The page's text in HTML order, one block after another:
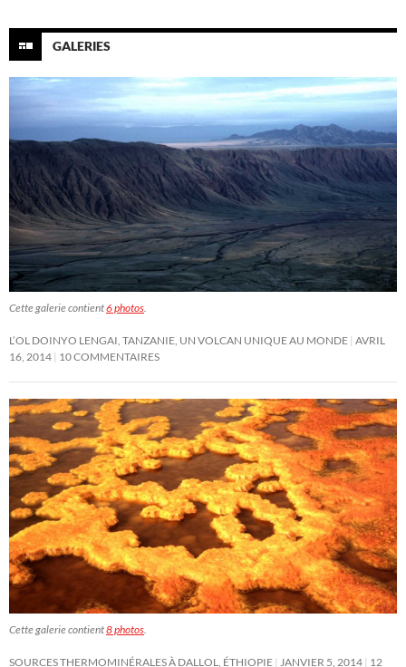
GALERIES
Cette galerie contient6 photos.
L’OL DOINYO LENGAI, TANZANIE, UN VOLCAN UNIQUE AU MONDE AVRIL
16, 2014 10 COMMENTAIRES
Cette galerie contient8 photos.
SOURCES THERMOMINÉRALES À DALLOL, ÉTHIOPIE JANVIER 5, 2014 12